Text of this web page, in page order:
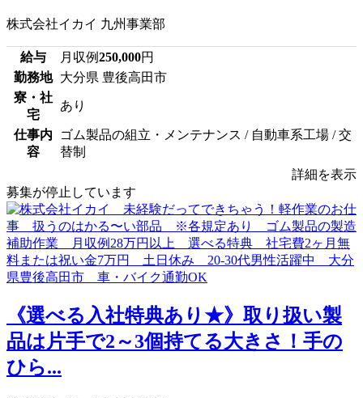
株式会社イカイ 九州事業部
給与 月収例250,000円
勤務地
大分県 豊後高田市
寮・社
宅
あり
仕事内
容
ゴム製品の組立・メンテナンス / 自動車系工場 / 交
替制
詳細を表示
募集が停止しています
《選べる入社特典あり★》取り扱い製
品は片手で2～3個持てる大きさ！手の
ひら...